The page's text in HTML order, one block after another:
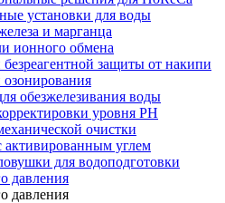
установки для воды
и марганца
ионного обмена
безреагентной защиты от накипи
озонирования
обезжелезивания воды
уровня PH
очистки
углем
для водоподготовки
давления
давления